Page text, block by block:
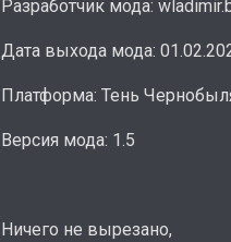
Разработчик мода:
Дата выхода мода:
Платформа: Тень
Версия мода: 1.5
Ничего не вырезано,